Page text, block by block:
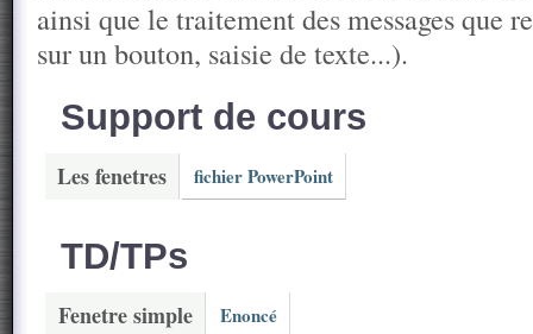
ainsi que le traitement des messages que
sur un bouton, saisie de texte...).
Support de cours
Les fenetres fichier PowerPoint
TD/TPs
Fenetre simple Enoncé